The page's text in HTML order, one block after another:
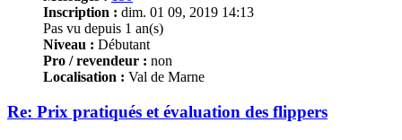
Inscription : dim. 01 09, 2019 14:13
Pas vu depuis 1 an(s)
Niveau : Débutant
Pro / revendeur : non
Localisation : Val de Marne
Re: Prix pratiqués et évaluation des flippers